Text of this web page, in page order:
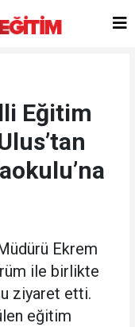
Eğitim
Ekrem
ile birlikte
ziyaret etti.
eğitim